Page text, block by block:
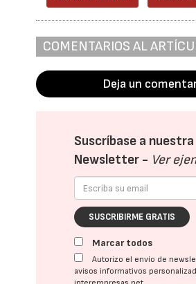
COMENTARIOS AL
Deja un
Suscríbase a nuestra
Newsletter - Ver
SUSCRIBIRME GRATIS
Marcar todos
Autorizo el envío de
avisos informativos